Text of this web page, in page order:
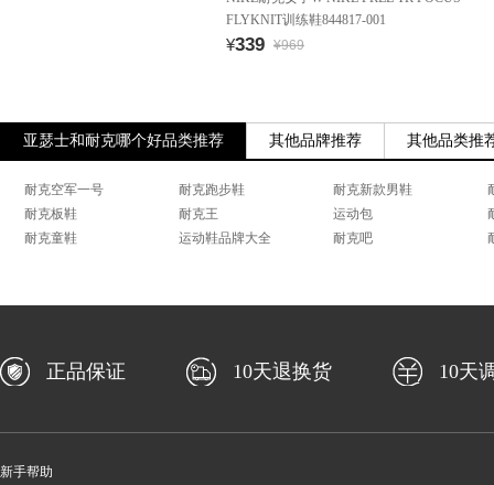
FLYKNIT训练鞋844817-001
¥339 ¥969
亚瑟士和耐克哪个好品类推荐 其他品牌推荐 其他品类推
耐克空军一号 耐克跑步鞋 耐克新款男鞋
耐克板鞋
耐克王 运动包
耐克童鞋
运动鞋品牌大全 耐克吧
正品保证 10天退换货 10天
新手帮助